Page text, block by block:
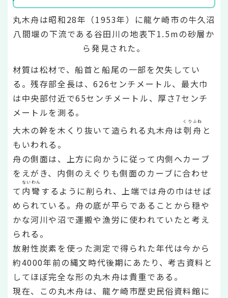
丸木舟は昭和28年（1953年）に龍ケ崎市の牛久沼
八間堰の下流である谷田川の地表下1.5mの砂層か
ら発見された。
材質は松材で、船首と船尾の一部を欠失してい
る。残存部全長は、626センチメートル、最大巾
は中央部付近で65センチメートル、厚さ7センチ
メートルを測る。
大木の幹を木くり抜いて造られる丸木舟は刳舟
くりふね
と
もいわれる。
舟の側面は、上方に向かうに従って内側へカーブ
をえがき、内側のえぐりも側面のカーブに合わせ
て 内彎
ないわん
するように削られ、上端では舟の巾はせば
められている。舟の底が平らであることから穏や
かな河川や沼で運搬や漁労に使われていたと考え
られる。
放射性炭素を使った測定で得られた年代は今から
約4000年前の縄文時代後期にあたり、考古資料と
してほぼ完全な形の丸木舟は貴重である。
現在、この丸木舟は、龍ケ崎市歴史民俗資料館に